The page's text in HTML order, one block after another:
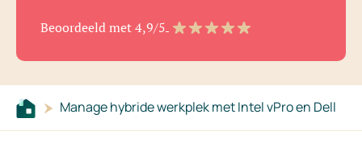
Beoordeeld met 4,9/5
Manage hybride werkplek met Intel vPro en Dell